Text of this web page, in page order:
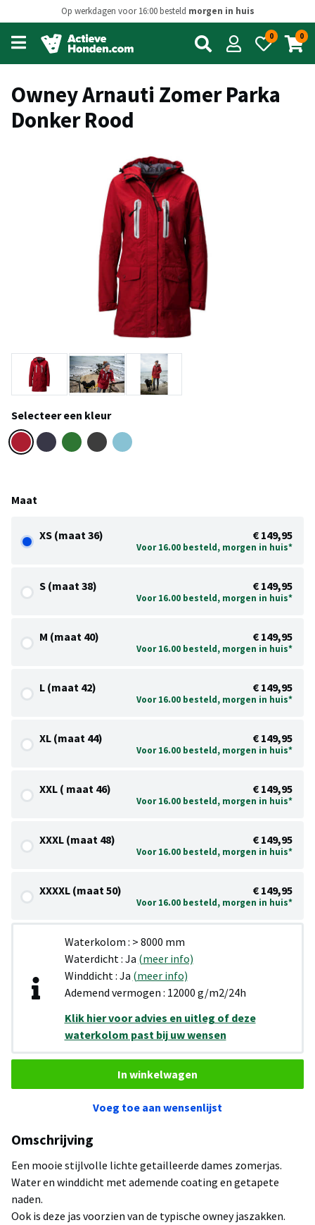
Op werkdagen voor 16:00 besteld morgen in huis
Open
main
menu
0 0
Owney Arnauti Zomer Parka
Donker Rood
Selecteer een kleur
Maat
XS (maat 36) € 149,95
Voor 16.00 besteld, morgen in huis*
S (maat 38) € 149,95
Voor 16.00 besteld, morgen in huis*
M (maat 40) € 149,95
Voor 16.00 besteld, morgen in huis*
L (maat 42) € 149,95
Voor 16.00 besteld, morgen in huis*
XL (maat 44) € 149,95
Voor 16.00 besteld, morgen in huis*
XXL ( maat 46) € 149,95
Voor 16.00 besteld, morgen in huis*
XXXL (maat 48) € 149,95
Voor 16.00 besteld, morgen in huis*
XXXXL (maat 50) € 149,95
Voor 16.00 besteld, morgen in huis*
Waterkolom : > 8000 mm
Waterdicht : Ja (meer info)
Winddicht : Ja (meer info)
Ademend vermogen : 12000 g/m2/24h
Klik hier voor advies en uitleg of deze
waterkolom past bij uw wensen
In winkelwagen
Voeg toe aan wensenlijst
Omschrijving
Een mooie stijlvolle lichte getailleerde dames zomerjas.
Water en winddicht met ademende coating en getapete
naden.
Ook is deze jas voorzien van de typische owney jaszakken.